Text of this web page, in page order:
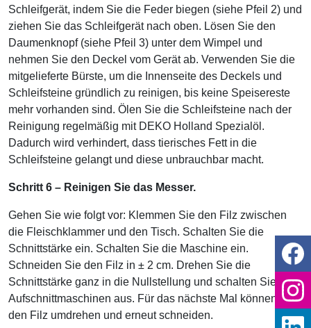
Schleifgerät, indem Sie die Feder biegen (siehe Pfeil 2) und
ziehen Sie das Schleifgerät nach oben. Lösen Sie den
Daumenknopf (siehe Pfeil 3) unter dem Wimpel und
nehmen Sie den Deckel vom Gerät ab. Verwenden Sie die
mitgelieferte Bürste, um die Innenseite des Deckels und
Schleifsteine gründlich zu reinigen, bis keine Speisereste
mehr vorhanden sind. Ölen Sie die Schleifsteine ​​nach der
Reinigung regelmäßig mit DEKO Holland Spezialöl.
Dadurch wird verhindert, dass tierisches Fett in die
Schleifsteine ​​gelangt und diese unbrauchbar macht.
Schritt 6 – Reinigen Sie das Messer.
Gehen Sie wie folgt vor: Klemmen Sie den Filz zwischen
die Fleischklammer und den Tisch. Schalten Sie die
Schnittstärke ein. Schalten Sie die Maschine ein.
Schneiden Sie den Filz in ± 2 cm. Drehen Sie die
Schnittstärke ganz in die Nullstellung und schalten Sie die
Aufschnittmaschinen aus. Für das nächste Mal können Sie
den Filz umdrehen und erneut schneiden.